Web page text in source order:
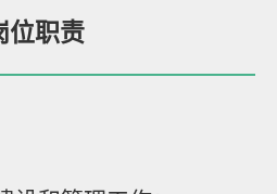
位职责